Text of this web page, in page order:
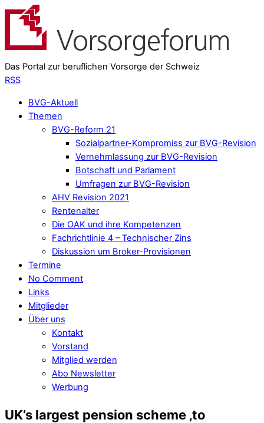
Das Portal zur beruflichen Vorsorge der Schweiz
RSS
BVG-Aktuell
Themen
BVG-Reform 21
Sozialpartner-Kompromiss zur BVG-Revision
Vernehmlassung zur BVG-Revision
Botschaft und Parlament
Umfragen zur BVG-Revision
AHV Revision 2021
Rentenalter
Die OAK und ihre Kompetenzen
Fachrichtlinie 4 – Technischer Zins
Diskussion um Broker-Provisionen
Termine
No Comment
Links
Mitglieder
Über uns
Kontakt
Vorstand
Mitglied werden
Abo Newsletter
Werbung
UK’s largest pension scheme ‚to